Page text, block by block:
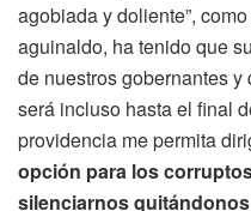
agobiada y doliente”,
aguinaldo, ha tenido que
de nuestros gobernantes
será incluso hasta el final
providencia me permita
opción para los
silenciarnos